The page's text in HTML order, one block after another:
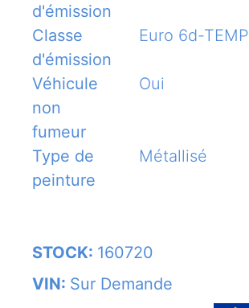
d'émission
Classe
d'émission
Euro 6d-TEMP
Véhicule
non
fumeur
Oui
Type de
peinture
Métallisé
STOCK: 160720
VIN: Sur Demande